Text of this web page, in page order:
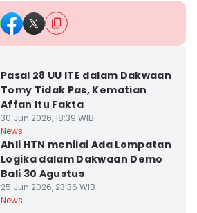
Pasal 28 UU ITE dalam Dakwaan
Tomy Tidak Pas, Kematian
Affan Itu Fakta
30 Jun 2026, 18:39 WIB
News
Ahli HTN menilai Ada Lompatan
Logika dalam Dakwaan Demo
Bali 30 Agustus
25 Jun 2026, 23:36 WIB
News